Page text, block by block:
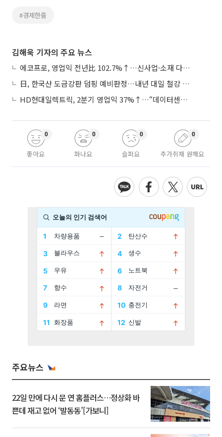
#경제한줌
김해욱 기자의 주요 뉴스
에코프로, 영업익 전년比 102.7%↑…신사업·소재 다각화 박차
日, 한국산 도금강판 덤핑 예비판정…내년 대일 철강 수출 ‘빨간불’
HD현대일렉트릭, 2분기 영업익 37%↑…“데이터센터 사업, 새로운 성장 축”
좋아요
0
화나요
0
슬퍼요
0
추가취재 원해요
0
주요뉴스
22일 만에 다시 문 연 홈플러스…정상화 바
쁜데 재고 없어 ‘발동동’[가보니]